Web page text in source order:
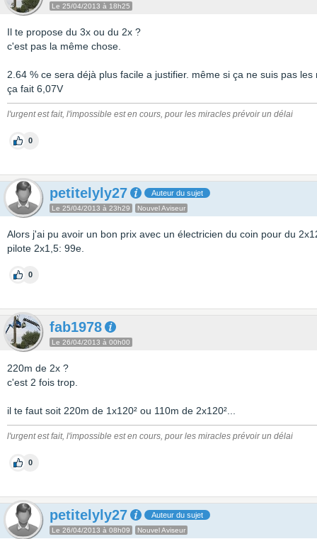
Le 25/04/2013 à 18h25
Il te propose du 3x ou du 2x ?
c'est pas la même chose.
2.64 % ce sera déjà plus facile a justifier. même si ça ne suis pas
ça fait 6,07V
l'urgent est fait, l'impossible est en cours, pour les miracles prévoir un délai
0
petitelyly27 Auteur du sujet
Le 25/04/2013 à 23h29 Nouvel Aviseur
Alors j'ai pu avoir un bon prix avec un électricien du coin pour du
pilote 2x1,5: 99e.
0
fab1978
Le 26/04/2013 à 00h00
220m de 2x ?
c'est 2 fois trop.
il te faut soit 220m de 1x120² ou 110m de 2x120²...
l'urgent est fait, l'impossible est en cours, pour les miracles prévoir un délai
0
petitelyly27 Auteur du sujet
Le 26/04/2013 à 08h09 Nouvel Aviseur